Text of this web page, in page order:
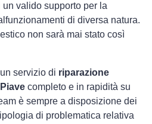
valido supporto per la
di diversa natura.
non sarà mai stato così
servizio di riparazione
completo e in rapidità su
è sempre a disposizione dei
di problematica relativa